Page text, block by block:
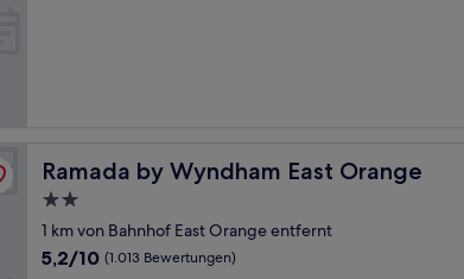
Ramada by Wyndham East Orange
Ramada by Wyndham East Orange
2.0-
Sterne-
Unterkunft
1 km von Bahnhof East Orange entfernt
5.2
5,2/10 (1.013 Bewertungen)